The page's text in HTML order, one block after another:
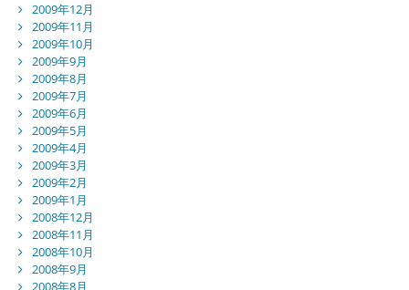
2009年12月
2009年11月
2009年10月
2009年9月
2009年8月
2009年7月
2009年6月
2009年5月
2009年4月
2009年3月
2009年2月
2009年1月
2008年12月
2008年11月
2008年10月
2008年9月
2008年8月